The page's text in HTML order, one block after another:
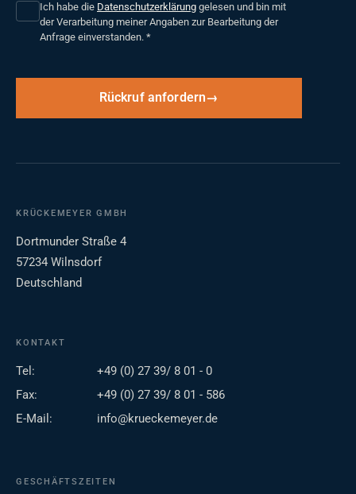
Ich habe die Datenschutzerklärung gelesen und bin mit
der Verarbeitung meiner Angaben zur Bearbeitung der
Anfrage einverstanden. *
Rückruf anfordern
KRÜCKEMEYER GMBH
Dortmunder Straße 4
57234 Wilnsdorf
Deutschland
KONTAKT
Tel:
+49 (0) 27 39/ 8 01 - 0
Fax:
+49 (0) 27 39/ 8 01 - 586
E-Mail:
info@krueckemeyer.de
GESCHÄFTSZEITEN